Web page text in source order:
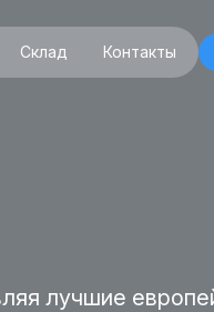
Склад Контакты
лучшие